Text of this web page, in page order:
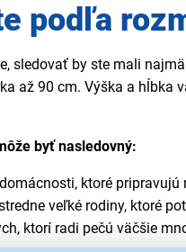
podľa
sledovať by ste mali
až 90 cm. Výška a hĺbka
byť nasledovný:
ktoré
veľké rodiny, ktoré
ktorí radi pečú väčšie